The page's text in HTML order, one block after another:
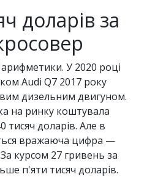
доларів за
У 2020 році
Audi Q7 2017 року
дизельним двигуном.
на ринку коштувала
тисяч доларів. Але в
вражаюча цифра —
курсом 27 гривень за
п'яти тисяч доларів.